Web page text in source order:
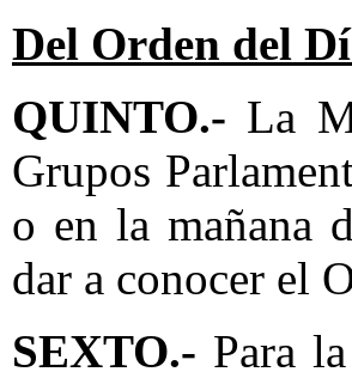
Del Orden del
QUINTO.- La
Grupos
o en la mañana
dar a conocer el
SEXTO.- Para